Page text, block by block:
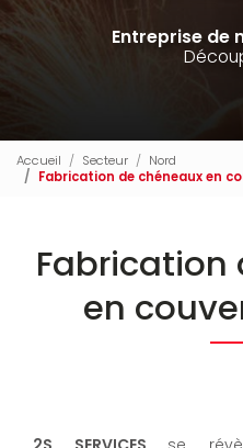
Entreprise de
Accueil Secteur
Nord
Fabrication de chéneaux en
Fabrication
en